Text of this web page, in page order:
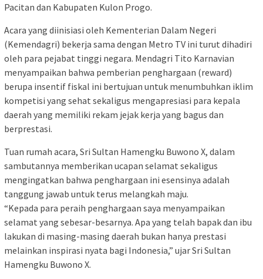
Pacitan dan Kabupaten Kulon Progo.
Acara yang diinisiasi oleh Kementerian Dalam Negeri
(Kemendagri) bekerja sama dengan Metro TV ini turut dihadiri
oleh para pejabat tinggi negara. Mendagri Tito Karnavian
menyampaikan bahwa pemberian penghargaan (reward)
berupa insentif fiskal ini bertujuan untuk menumbuhkan iklim
kompetisi yang sehat sekaligus mengapresiasi para kepala
daerah yang memiliki rekam jejak kerja yang bagus dan
berprestasi.
Tuan rumah acara, Sri Sultan Hamengku Buwono X, dalam
sambutannya memberikan ucapan selamat sekaligus
mengingatkan bahwa penghargaan ini esensinya adalah
tanggung jawab untuk terus melangkah maju.
“Kepada para peraih penghargaan saya menyampaikan
selamat yang sebesar-besarnya. Apa yang telah bapak dan ibu
lakukan di masing-masing daerah bukan hanya prestasi
melainkan inspirasi nyata bagi Indonesia,” ujar Sri Sultan
Hamengku Buwono X.